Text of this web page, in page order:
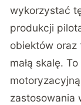
wykorzystać
produkcji
obiektów oraz
małą skalę.
zastosowania